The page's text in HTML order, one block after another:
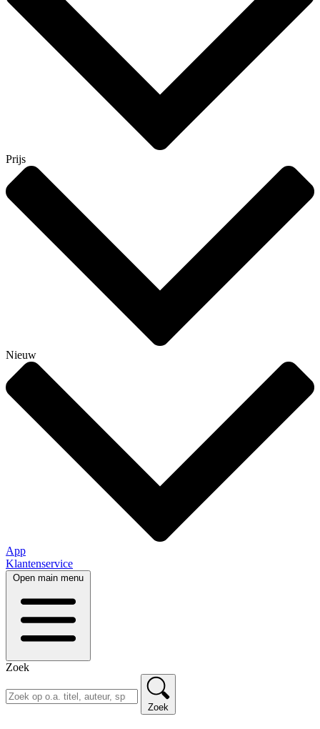
Prijs
Nieuw
App
Klantenservice
Open main menu
Zoek
Zoek